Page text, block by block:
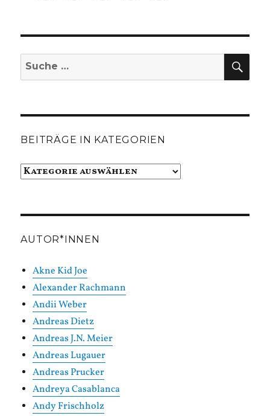
Suche
nach:
BEITRÄGE IN KATEGORIEN
Beiträge
AUTOR*INNEN
Akne Kid Joe
Alexander Rachmann
Andii Weber
Andreas Dietz
Andreas J.N. Meier
Andreas Lugauer
Andreas Prucker
Andreya Casablanca
Andy Frischholz